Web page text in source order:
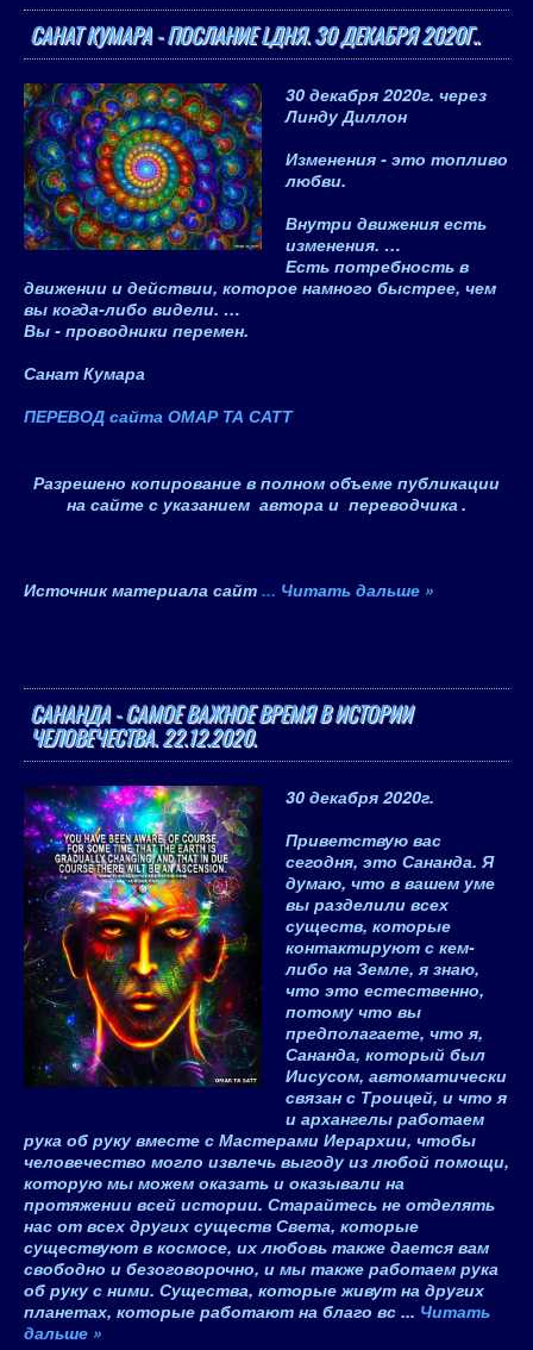
САНАТ КУМАРА - ПОСЛАНИЕ LДНЯ. 30 ДЕКАБРЯ 2020Г..
30 декабря 2020г. через
Линду Диллон
Изменения - это топливо
любви.
Внутри движения есть
изменения. …
Есть потребность в
движении и действии, которое намного быстрее, чем
вы когда-либо видели. …
Вы - проводники перемен.
Санат Кумара
ПЕРЕВОД сайта ОМАР ТА САТТ
Разрешено копирование в полном объеме публикации
на сайте с указанием автора и переводчика .
Источник материала сайт ... Читать дальше »
САНАНДА - САМОЕ ВАЖНОЕ ВРЕМЯ В ИСТОРИИ
ЧЕЛОВЕЧЕСТВА. 22.12.2020.
30 декабря 2020г.
Приветствую вас
сегодня, это Сананда. Я
думаю, что в вашем уме
вы разделили всех
существ, которые
контактируют с кем-
либо на Земле, я знаю,
что это естественно,
потому что вы
предполагаете, что я,
Сананда, который был
Иисусом, автоматически
связан с Троицей, и что я
и архангелы работаем
рука об руку вместе с Мастерами Иерархии, чтобы
человечество могло извлечь выгоду из любой помощи,
которую мы можем оказать и оказывали на
протяжении всей истории. Старайтесь не отделять
нас от всех других существ Света, которые
существуют в космосе, их любовь также дается вам
свободно и безоговорочно, и мы также работаем рука
об руку с ними. Существа, которые живут на других
планетах, которые работают на благо вс ... Читать
дальше »